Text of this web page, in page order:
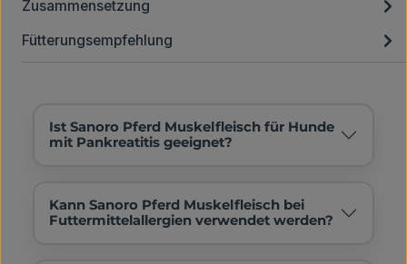
Zusammensetzung
Fütterungsempfehlung
Ist Sanoro Pferd Muskelfleisch für Hunde
mit Pankreatitis geeignet?
Kann Sanoro Pferd Muskelfleisch bei
Futtermittelallergien verwendet werden?